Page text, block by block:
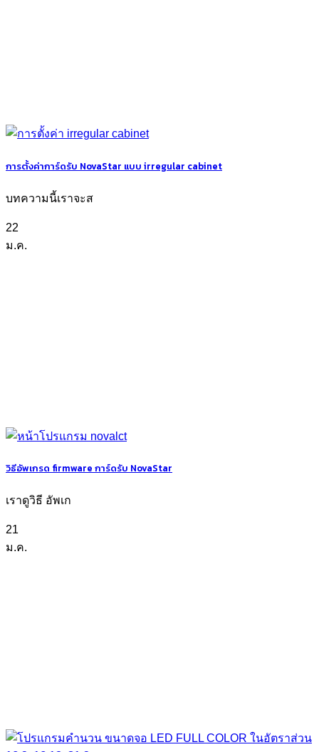
การตั้งค่าการ์ดรับ NovaStar แบบ irregular cabinet
บทความนี้เราจะส
22
ม.ค.
วิธีอัพเกรด firmware การ์ดรับ NovaStar
เราดูวิธี อัพเก
21
ม.ค.